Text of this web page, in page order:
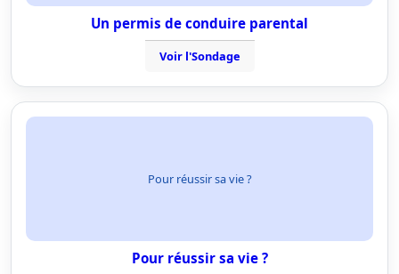
Un permis de conduire parental
Voir l'Sondage
Pour réussir sa vie ?
Pour réussir sa vie ?